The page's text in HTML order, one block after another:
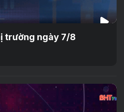
trường ngày 7/8